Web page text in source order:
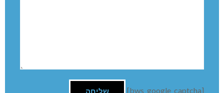
[bws_google_captcha]